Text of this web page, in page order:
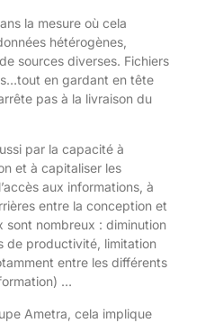
la mesure où cela
hétérogènes,
sources diverses. Fichiers
en gardant en tête
pas à la livraison du
par la capacité à
et à capitaliser les
aux informations, à
entre la conception et
sont nombreux : diminution
de productivité, limitation
entre les différents
…
Ametra, cela implique